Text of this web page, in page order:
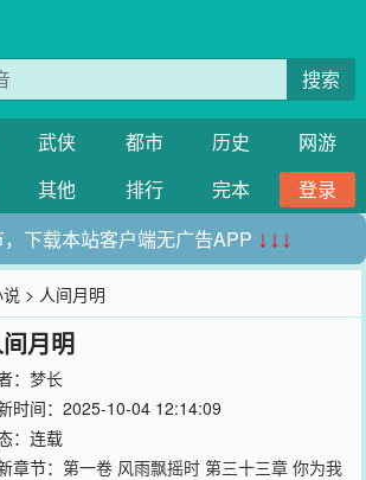
搜索
武侠 都市 历史
网游
其他 排行 完本
登录
下载本站客户端无广告APP ↓↓↓
> 人间月明
月明
： 梦长
时间：2025-10-04 12:14:09
：连载
章节： 第一卷 风雨飘摇时 第三十三章 你为我